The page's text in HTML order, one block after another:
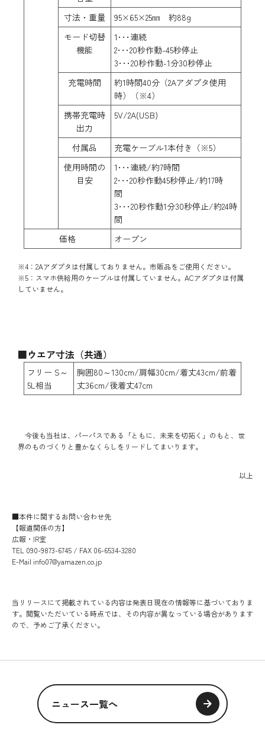
寸法・重量
95×65×25㎜ 約88g
モード切替
機能
1･･･連続
2･･･20秒作動-45秒停止
3･･･20秒作動-1分30秒停止
充電時間
約1時間40分（2Aアダプタ使用
時）（※4）
携帯充電時
出力
5V/2A(USB)
付属品
充電ケーブル1本付き（※5）
使用時間の
目安
1･･･連続/約7時間
2･･･20秒作動45秒停止/約17時
間
3･･･20秒作動1分30秒停止/約24時
間
価格
オープン
※4：2Aアダプタは付属しておりません。市販品をご使用ください。
※5：スマホ供給用のケーブルは付属していません。ACアダプタは付属
していません。
■ウエア寸法（共通）
フリー S～
5L相当
胸囲80～130cm/肩幅30cm/着丈43cm/前着
丈36cm/後着丈47cm
今後も当社は、パーパスである「ともに、未来を切拓く」のもと、世
界のものづくりと豊かなくらしをリードしてまいります。
以上
■本件に関するお問い合わせ先
【報道関係の方】
広報・IR室
TEL 090-9873-6745 / FAX 06-6534-3280
E-Mail info07@yamazen.co.jp
当リリースにて掲載されている内容は発表日現在の情報等に基づいておりま
す。閲覧いただいている時点では、その内容が異なっている場合があります
ので、予めご了承ください。
ニュース一覧へ